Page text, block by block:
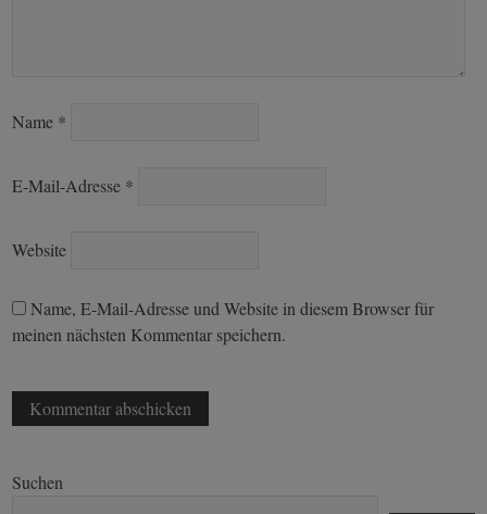
Name *
E-Mail-Adresse *
Website
Name, E-Mail-Adresse und Website in diesem Browser für
meinen nächsten Kommentar speichern.
Suchen